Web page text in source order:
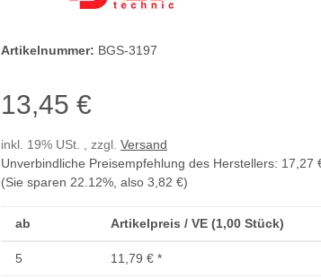
Artikelnummer: BGS-3197
13,45 €
inkl. 19% USt. , zzgl. Versand
Unverbindliche Preisempfehlung des Herstellers: 17,27
(Sie sparen 22.12%, also 3,82 €)
ab Artikelpreis / VE (1,00 Stück)
5 11,79 € *